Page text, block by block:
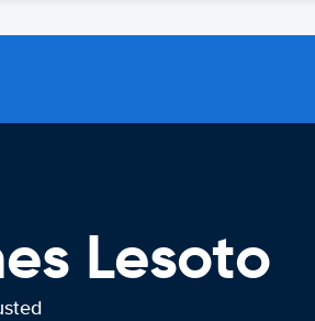
Lesoto